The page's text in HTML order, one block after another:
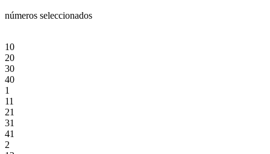
números seleccionados
10
20
30
40
1
11
21
31
41
2